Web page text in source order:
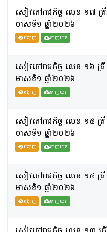
សៀវភៅរាជកិច្ច លេខ ១៧ ត្រី
មាសទី១ ឆ្នាំ២០២៦
បង្ហាញ ទាញយក
សៀវភៅរាជកិច្ច លេខ ១៦ ត្រី
មាសទី១ ឆ្នាំ២០២៦
បង្ហាញ ទាញយក
សៀវភៅរាជកិច្ច លេខ ១៥ ត្រី
មាសទី១ ឆ្នាំ២០២៦
បង្ហាញ ទាញយក
សៀវភៅរាជកិច្ច លេខ ១៤ ត្រី
មាសទី១ ឆ្នាំ២០២៦
បង្ហាញ ទាញយក